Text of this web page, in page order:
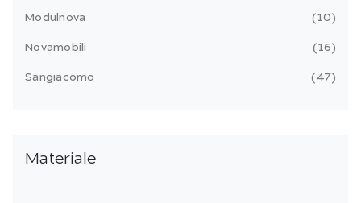
Modulnova 10
Novamobili 16
Sangiacomo 47
Materiale